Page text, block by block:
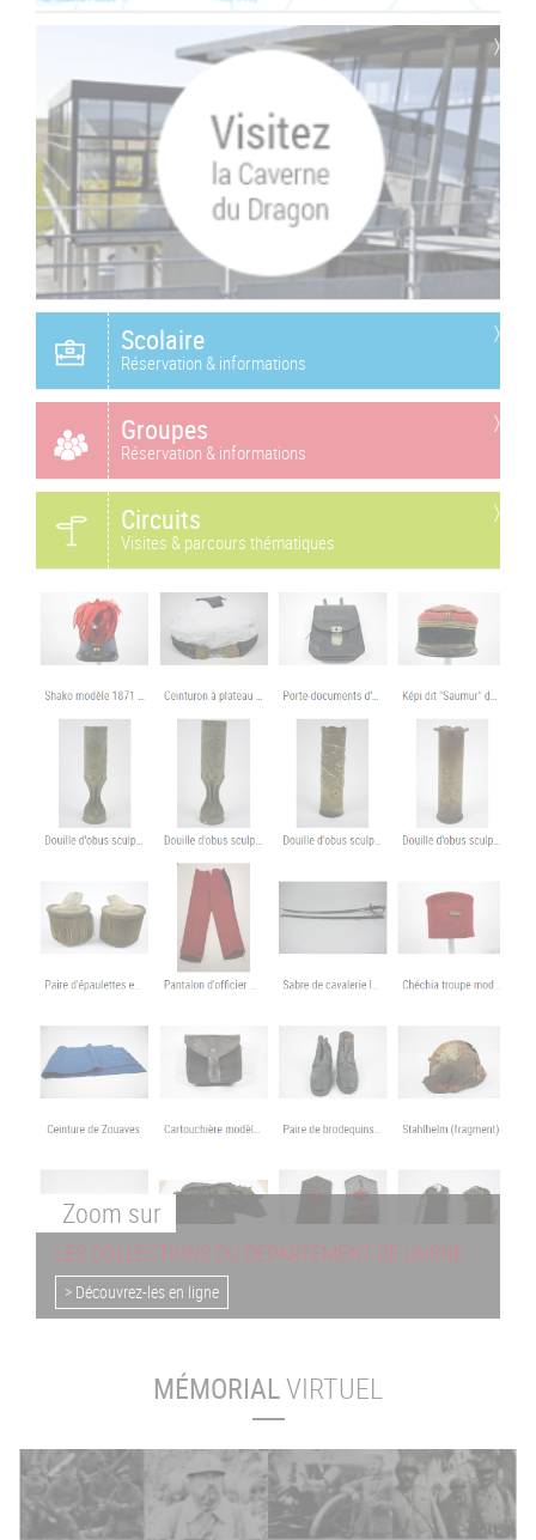
Scolaire
Réservation & informations
Groupes
Réservation & informations
Circuits
Visites & parcours thématiques
Zoom sur
LES COLLECTIONS DU DÉPARTEMENT DE L'AISNE
> Découvrez-les en ligne
MÉMORIALVIRTUEL